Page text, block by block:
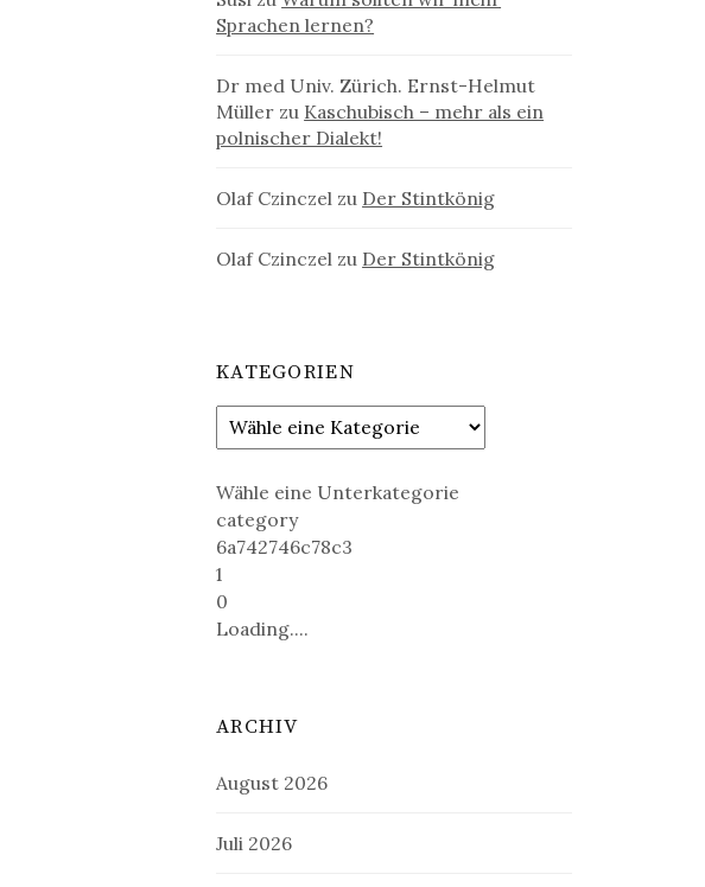
Sprachen lernen?
Dr med Univ. Zürich. Ernst-Helmut
Müller zu Kaschubisch – mehr als ein
polnischer Dialekt!
Olaf Czinczel zu Der Stintkönig
Olaf Czinczel zu Der Stintkönig
KATEGORIEN
Wähle eine Unterkategorie
category
6a742746c78c3
1
0
Loading....
ARCHIV
August 2026
Juli 2026